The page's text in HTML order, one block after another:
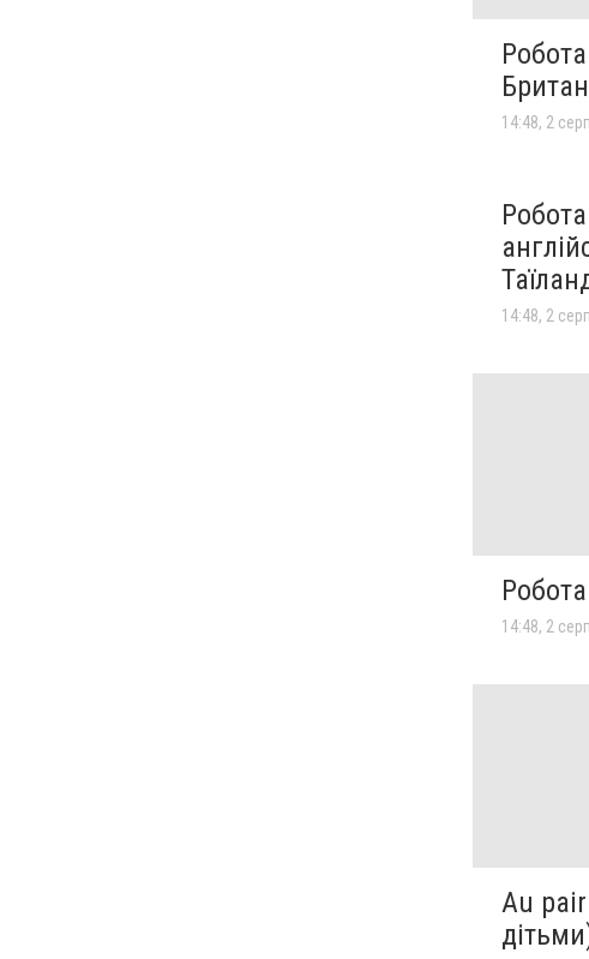
14:48, 2
14:48, 2
14:48, 2
Au pair